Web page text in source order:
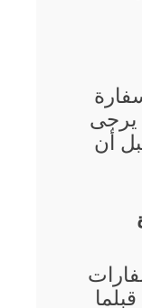
يرجى
أن